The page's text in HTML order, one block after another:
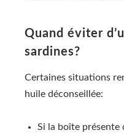
Quand éviter
sardines?
Certaines situations
huile déconseillée:
Si la boîte présente